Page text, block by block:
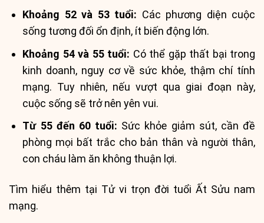
Khoảng 52 và 53 tuổi: Các phương diện cuộc
sống tương đối ổn định, ít biến động lớn.
Khoảng 54 và 55 tuổi: Có thể gặp thất bại trong
kinh doanh, nguy cơ về sức khỏe, thậm chí tính
mạng. Tuy nhiên, nếu vượt qua giai đoạn này,
cuộc sống sẽ trở nên yên vui.
Từ 55 đến 60 tuổi: Sức khỏe giảm sút, cần đề
phòng mọi bất trắc cho bản thân và người thân,
con cháu làm ăn không thuận lợi.
Tìm hiểu thêm tại Tử vi trọn đời tuổi Ất Sửu nam
mạng.